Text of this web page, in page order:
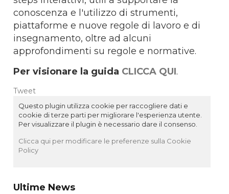
conoscenza e l'utilizzo di strumenti,
piattaforme e nuove regole di lavoro e di
insegnamento, oltre ad alcuni
approfondimenti su regole e normative.
Per visionare la guida CLICCA QUI.
Tweet
Questo plugin utilizza cookie per raccogliere dati e
cookie di terze parti per migliorare l'esperienza utente.
Per visualizzare il plugin è necessario dare il consenso.
Clicca qui per modificare le preferenze sulla Cookie
Policy
Ultime News